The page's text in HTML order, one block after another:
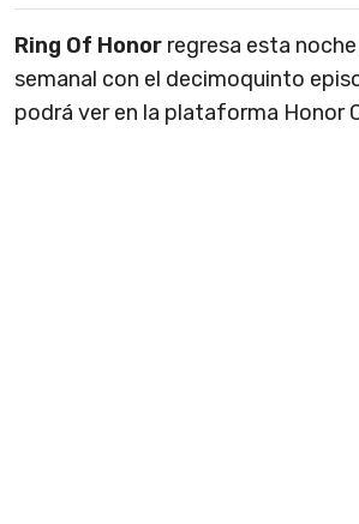
Ring Of Honor regresa esta
semanal con el decimoquinto
podrá ver en la plataforma Honor